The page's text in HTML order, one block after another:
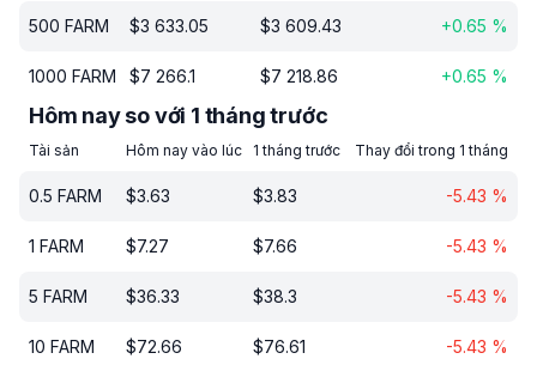
500 FARM $3 633.05 $3 609.43 +0.65 %
1000 FARM $7 266.1 $7 218.86 +0.65 %
Hôm nay so với 1 tháng trước
Tài sản Hôm nay vào lúc 1 tháng trước Thay đổi trong 1 tháng
0.5 FARM $3.63 $3.83 -5.43 %
1 FARM $7.27 $7.66 -5.43 %
5 FARM $36.33 $38.3 -5.43 %
10 FARM $72.66 $76.61 -5.43 %